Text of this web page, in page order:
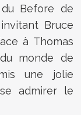
Before de
Bruce
à Thomas
monde de
une jolie
admirer le